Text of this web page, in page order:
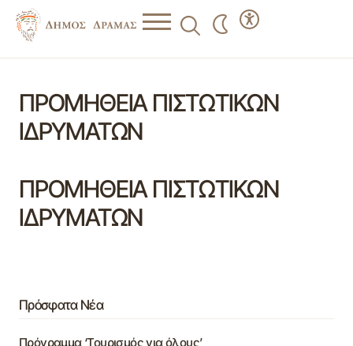
ΠΡΟΜΗΘΕΙΑ ΠΙΣΤΩΤΙΚΩΝ
ΙΔΡΥΜΑΤΩΝ
ΠΡΟΜΗΘΕΙΑ ΠΙΣΤΩΤΙΚΩΝ
ΙΔΡΥΜΑΤΩΝ
Πρόσφατα Νέα
Πρόγραμμα ‘Τουρισμός για όλους’